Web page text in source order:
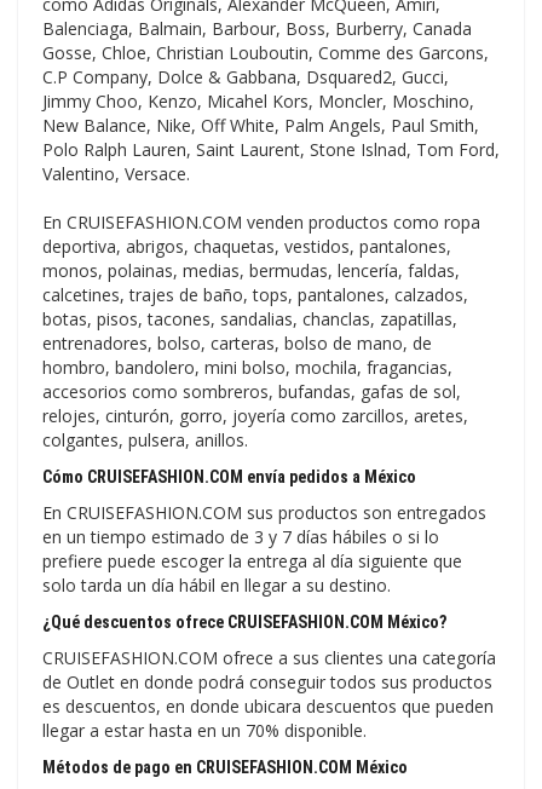
Balenciaga, Balmain, Barbour, Boss, Burberry, Canada
Gosse, Chloe, Christian Louboutin, Comme des Garcons,
C.P Company, Dolce & Gabbana, Dsquared2, Gucci,
Jimmy Choo, Kenzo, Micahel Kors, Moncler, Moschino,
New Balance, Nike, Off White, Palm Angels, Paul Smith,
Polo Ralph Lauren, Saint Laurent, Stone Islnad, Tom Ford,
Valentino, Versace.
En CRUISEFASHION.COM venden productos como ropa
deportiva, abrigos, chaquetas, vestidos, pantalones,
monos, polainas, medias, bermudas, lencería, faldas,
calcetines, trajes de baño, tops, pantalones, calzados,
botas, pisos, tacones, sandalias, chanclas, zapatillas,
entrenadores, bolso, carteras, bolso de mano, de
hombro, bandolero, mini bolso, mochila, fragancias,
accesorios como sombreros, bufandas, gafas de sol,
relojes, cinturón, gorro, joyería como zarcillos, aretes,
colgantes, pulsera, anillos.
Cómo CRUISEFASHION.COM envía pedidos a México
En CRUISEFASHION.COM sus productos son entregados
en un tiempo estimado de 3 y 7 días hábiles o si lo
prefiere puede escoger la entrega al día siguiente que
solo tarda un día hábil en llegar a su destino.
¿Qué descuentos ofrece CRUISEFASHION.COM México?
CRUISEFASHION.COM ofrece a sus clientes una categoría
de Outlet en donde podrá conseguir todos sus productos
es descuentos, en donde ubicara descuentos que pueden
llegar a estar hasta en un 70% disponible.
Métodos de pago en CRUISEFASHION.COM México